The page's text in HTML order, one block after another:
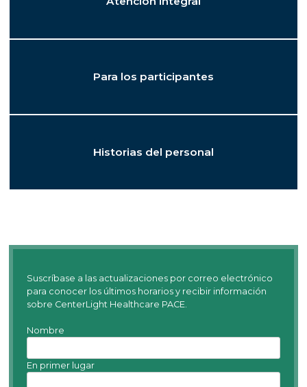
Para los participantes
Historias del personal
Suscríbase a las actualizaciones por correo electrónico
para conocer los últimos horarios y recibir información
sobre CenterLight Healthcare PACE.
Nombre
En primer lugar